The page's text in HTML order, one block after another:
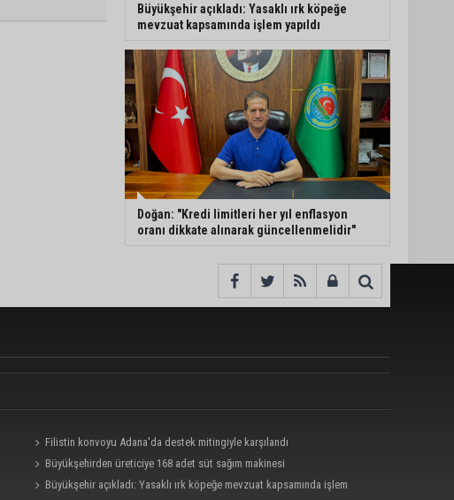
Büyükşehir açıkladı: Yasaklı ırk köpeğe
mevzuat kapsamında işlem yapıldı
Doğan: "Kredi limitleri her yıl enflasyon
oranı dikkate alınarak güncellenmelidir"
Filistin konvoyu Adana'da destek mitingiyle karşılandı
Büyükşehirden üreticiye 168 adet süt sağım makinesi
Büyükşehir açıkladı: Yasaklı ırk köpeğe mevzuat kapsamında işlem